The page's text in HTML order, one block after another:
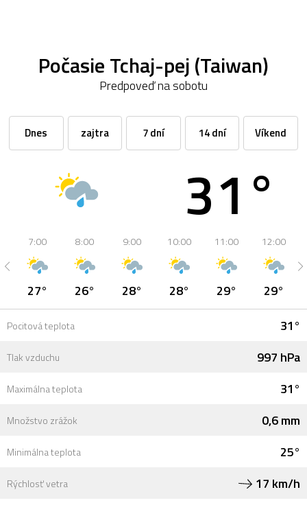
Počasie Tchaj-pej (Taiwan)
Predpoveď na sobotu
Dnes zajtra 7 dní 14 dní Víkend
31°
7:00
27°
8:00
26°
9:00
28°
10:00
28°
11:00
29°
12:00
29°
Pocitová teplota 31°
Tlak vzduchu 997 hPa
Maximálna teplota 31°
Množstvo zrážok 0,6 mm
Minimálna teplota 25°
Rýchlosť vetra 17 km/h